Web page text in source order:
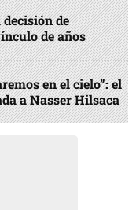
de
de años
en el cielo”: el
a Nasser Hilsaca